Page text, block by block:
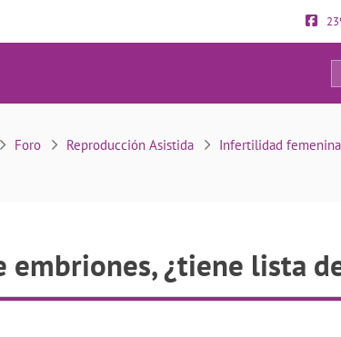
embriones, ¿tiene lista de espera?
6
Foro Reproducción Asistida Infertilidad femenina
embriones, ¿tiene lista